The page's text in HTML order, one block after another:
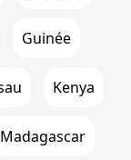
Guinée
Kenya
Madagascar